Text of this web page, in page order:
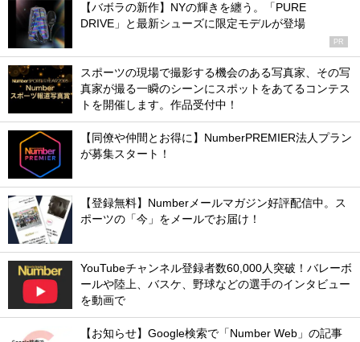
【バボラの新作】NYの輝きを纏う。「PURE
DRIVE」と最新シューズに限定モデルが登場
PR
スポーツの現場で撮影する機会のある写真家、その写
真家が撮る一瞬のシーンにスポットをあてるコンテス
トを開催します。作品受付中！
【同僚や仲間とお得に】NumberPREMIER法人プラン
が募集スタート！
【登録無料】Numberメールマガジン好評配信中。ス
ポーツの「今」をメールでお届け！
YouTubeチャンネル登録者数60,000人突破！バレーボ
ールや陸上、バスケ、野球などの選手のインタビュー
を動画で
【お知らせ】Google検索で「Number Web」の記事